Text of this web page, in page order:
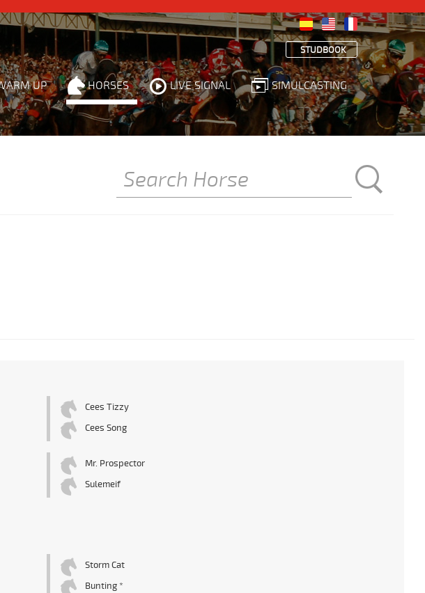
STUDBOOK
UP HORSES LIVE SIGNAL SIMULCASTING
Cees Tizzy
Cees Song
Mr. Prospector
Sulemeif
Storm Cat
Bunting *